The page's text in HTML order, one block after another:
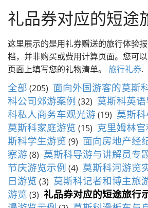
莫斯科私人旅游
礼品券对应的短途
这里展示的是用礼券赠送的旅行体验
档，并非购买或费用计算页面。您可
页面上填写您的礼物清单。 旅行礼券.
全部 (205) 面向外国游客的莫斯
科公司郊游案例 (32) 莫斯科英
科私人商务车观光游 (19) 莫斯
莫斯科家庭游览 (15) 克里姆林
斯科学生游览 (9) 面向房地产经
察游 (8) 莫斯科导游与讲解员专
节庆游览示例 (4) 莫斯科河游览
日游览 (3) 莫斯科记者和博主旅
游览 (3) 礼品券对应的短途旅行